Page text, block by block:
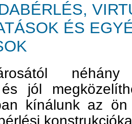
ÉS
jól
kínálunk az